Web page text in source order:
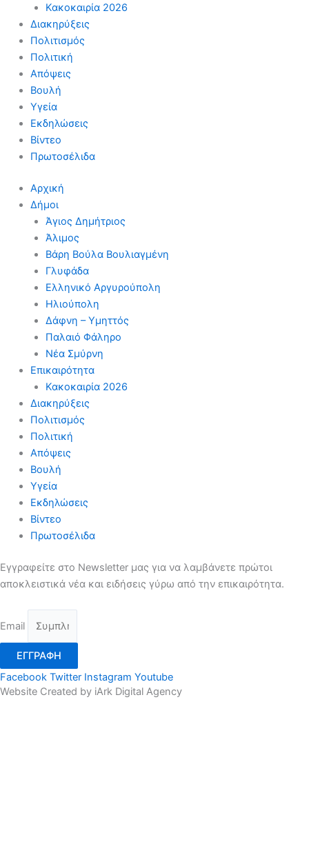
Κακοκαιρία 2026
Διακηρύξεις
Πολιτισμός
Πολιτική
Απόψεις
Βουλή
Υγεία
Εκδηλώσεις
Βίντεο
Πρωτοσέλιδα
Αρχική
Δήμοι
Άγιος Δημήτριος
Άλιμος
Βάρη Βούλα Βουλιαγμένη
Γλυφάδα
Ελληνικό Αργυρούπολη
Ηλιούπολη
Δάφνη – Υμηττός
Παλαιό Φάληρο
Νέα Σμύρνη
Επικαιρότητα
Κακοκαιρία 2026
Διακηρύξεις
Πολιτισμός
Πολιτική
Απόψεις
Βουλή
Υγεία
Εκδηλώσεις
Βίντεο
Πρωτοσέλιδα
Εγγραφείτε στο Newsletter μας για να λαμβάνετε πρώτοι
αποκλειστικά νέα και ειδήσεις γύρω από την επικαιρότητα.
Email
ΕΓΓΡΑΦΗ
Facebook Twitter Instagram Youtube
Website Created by iArk Digital Agency